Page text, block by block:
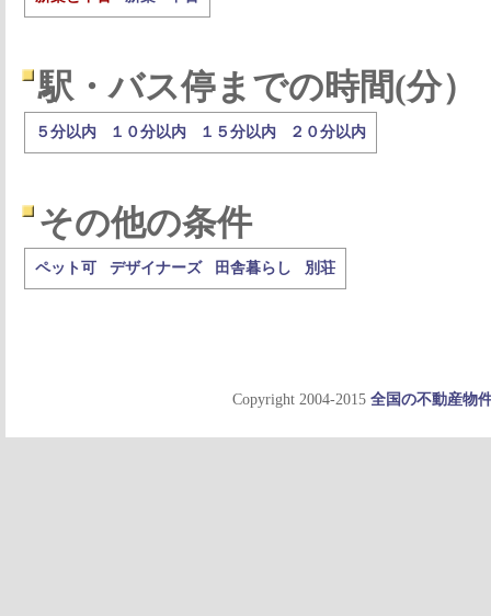
駅・バス停までの時間(分）
５分以内 １０分以内 １５分以内 ２０分以内
その他の条件
ペット可 デザイナーズ 田舎暮らし 別荘
Copyright 2004-2015 全国の不動産物